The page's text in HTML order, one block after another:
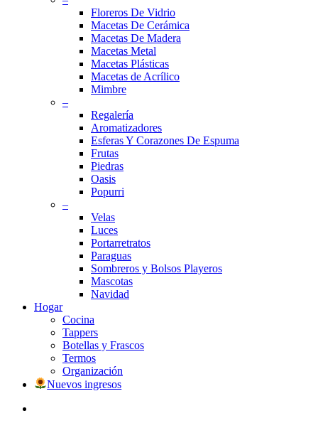
Floreros De Vidrio
Macetas De Cerámica
Macetas De Madera
Macetas Metal
Macetas Plásticas
Macetas de Acrílico
Mimbre
–
Regalería
Aromatizadores
Esferas Y Corazones De Espuma
Frutas
Piedras
Oasis
Popurri
–
Velas
Luces
Portarretratos
Paraguas
Sombreros y Bolsos Playeros
Mascotas
Navidad
Hogar
Cocina
Tappers
Botellas y Frascos
Termos
Organización
Nuevos ingresos